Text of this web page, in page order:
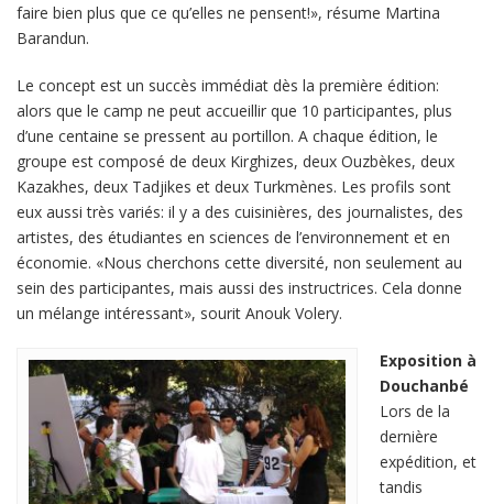
faire bien plus que ce qu’elles ne pensent!», résume Martina
Barandun.
Le concept est un succès immédiat dès la première édition:
alors que le camp ne peut accueillir que 10 participantes, plus
d’une centaine se pressent au portillon. A chaque édition, le
groupe est composé de deux Kirghizes, deux Ouzbèkes, deux
Kazakhes, deux Tadjikes et deux Turkmènes. Les profils sont
eux aussi très variés: il y a des cuisinières, des journalistes, des
artistes, des étudiantes en sciences de l’environnement et en
économie. «Nous cherchons cette diversité, non seulement au
sein des participantes, mais aussi des instructrices. Cela donne
un mélange intéressant», sourit Anouk Volery.
Exposition à
Douchanbé
Lors de la
dernière
expédition, et
tandis